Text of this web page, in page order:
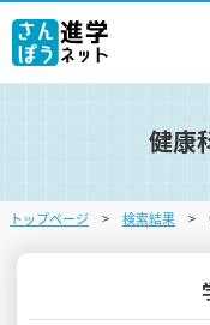
ロ
・登
学校を
オープ
健康
トップページ 検索結果